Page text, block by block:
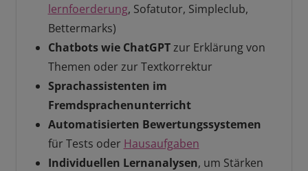
lernfoerderung, Sofatutor, Simpleclub,
Bettermarks)
Chatbots wie ChatGPTzur Erklärung von
Themen oder zur Textkorrektur
Sprachassistenten im
Fremdsprachenunterricht
Automatisierten Bewertungssystemen
für Tests oder Hausaufgaben
Individuellen Lernanalysen, um Stärken